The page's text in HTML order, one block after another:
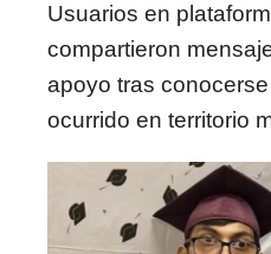
Usuarios en
compartieron
apoyo tras
ocurrido en territorio